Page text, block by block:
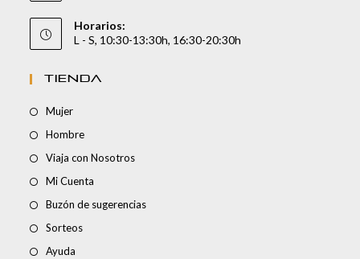
Horarios:
L - S, 10:30-13:30h, 16:30-20:30h
TIENDA
Mujer
Hombre
Viaja con Nosotros
Mi Cuenta
Buzón de sugerencias
Sorteos
Ayuda